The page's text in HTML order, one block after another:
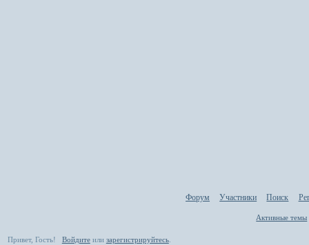
Форум Участники Поиск
Активные темы
Привет, Гость! Войдитеили зарегистрируйтесь.